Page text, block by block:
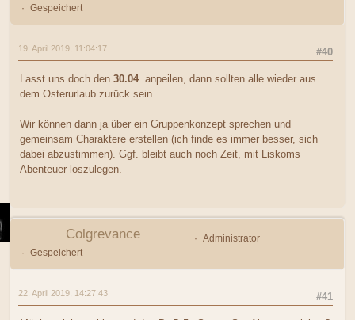
Gespeichert
#40
19. April 2019, 11:04:17
Lasst uns doch den 30.04. anpeilen, dann sollten alle wieder aus
dem Osterurlaub zurück sein.
Wir können dann ja über ein Gruppenkonzept sprechen und
gemeinsam Charaktere erstellen (ich finde es immer besser, sich
dabei abzustimmen). Ggf. bleibt auch noch Zeit, mit Liskoms
Abenteuer loszulegen.
Colgrevance
Administrator
Gespeichert
#41
22. April 2019, 14:27:43